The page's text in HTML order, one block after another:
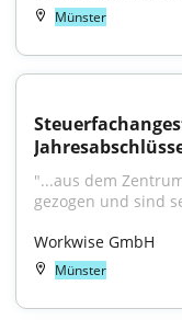
Münster
"...aus dem
gezogen und sind
Workwise GmbH
Münster